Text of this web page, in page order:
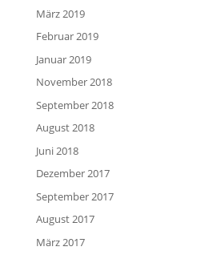
März 2019
Februar 2019
Januar 2019
November 2018
September 2018
August 2018
Juni 2018
Dezember 2017
September 2017
August 2017
März 2017